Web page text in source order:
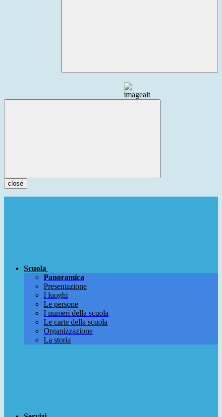
close
Scuola
Panoramica
Presentazione
I luoghi
Le persone
I numeri della scuola
Le carte della scuola
Organizzazione
La storia